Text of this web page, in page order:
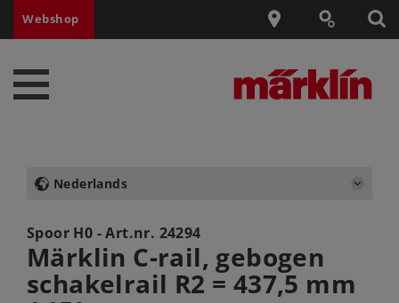
Webshop
Nederlands
Spoor H0 - Art.nr. 24294
Märklin C-rail, gebogen
schakelrail R2 = 437,5 mm